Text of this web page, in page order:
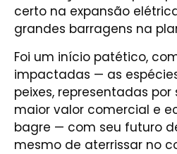
certo na expansão
grandes barragens na
Foi um início patético,
impactadas — as
peixes, representadas
maior valor comercial e
bagre — com seu futuro
mesmo de aterrissar no